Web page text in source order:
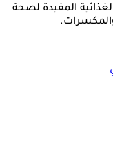
المفيدة لصحة